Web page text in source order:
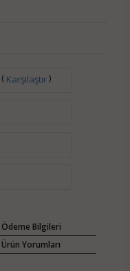
( Karşılaştır)
Ödeme Bilgileri
Ürün Yorumları